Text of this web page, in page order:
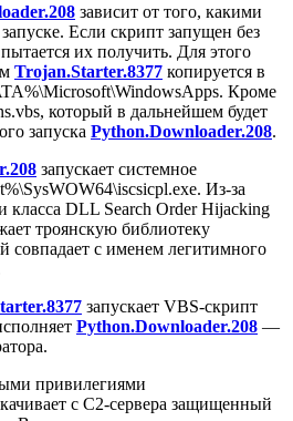
зависит от того, какими
Если скрипт запущен без
их получить. Для этого
Trojan.Starter.8377 копируется в
. Кроме
, который в дальнейшем будет
запуска Python.Downloader.208.
запускает системное
. Из-за
класса DLL Search Order Hijacking
троянскую библиотеку
совпадает с именем легитимного
запускает VBS-скрипт
Python.Downloader.208 —
привилегиями
с C2-сервера защищенный